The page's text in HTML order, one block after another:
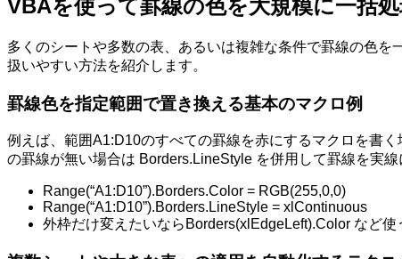
VBAを使って罫線の色を大規模に一括
多くのシートや多数の表、あるいは複雑な条件で罫線の色
扱いやすい方法を紹介します。
罫線色を指定範囲で置き換える基本のマクロ例
例えば、範囲A1:D10のすべての罫線を赤にするマクロを書
の罫線が無い場合は Borders.LineStyle を併用して罫線を実線
Range(“A1:D10”).Borders.Color = RGB(255,0,0)
Range(“A1:D10”).Borders.LineStyle = xlContinuous
外枠だけ変えたいならBorders(xlEdgeLeft).Color など使